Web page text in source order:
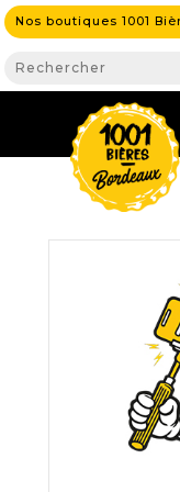
Nos boutiques 1001